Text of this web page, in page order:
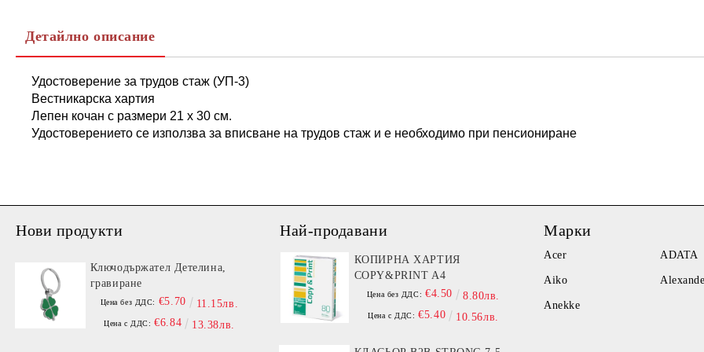
Детайлно описание
Удостоверение за трудов стаж (УП-3)
Вестникарска хартия
Лепен кочан с размери 21 х 30 см.
Удостоверението се използва за вписване на трудов стаж и е необходимо при пенсиониране
Нови продукти
Ключодържател Детелина,
гравиране
Цена без ДДС: €5.70 11.15лв.
Цена с ДДС: €6.84 13.38лв.
Най-продавани
КОПИРНА ХАРТИЯ
COPY&PRINT A4
Цена без ДДС: €4.50 8.80лв.
Цена с ДДС: €5.40 10.56лв.
Марки
Acer ADATA
Aiko
Anekke